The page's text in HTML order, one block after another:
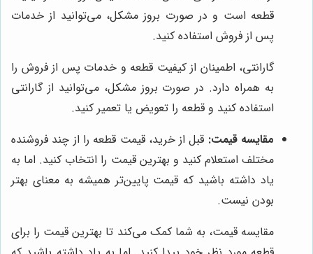
قطعه است و در صورت بروز مشکل، می‌توانید از خدمات
پس از فروش استفاده کنید.
گارانتی، اطمینان از کیفیت قطعه و خدمات پس از فروش را
به همراه دارد. در صورت بروز مشکل، می‌توانید از گارانتی
استفاده کنید و قطعه را تعویض یا تعمیر کنید.
مقایسه قیمت: قبل از خرید، قیمت قطعه را از چند فروشنده
مختلف استعلام کنید و بهترین قیمت را انتخاب کنید. اما به
یاد داشته باشید که قیمت پایین‌تر همیشه به معنای بهتر
بودن نیست.
مقایسه قیمت، به شما کمک می‌کند تا بهترین قیمت را برای